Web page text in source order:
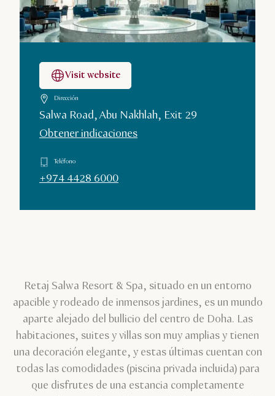
Visit website
Dirección
Salwa Road, Abu Nakhlah, Exit 29
Obtener indicaciones
Teléfono
+974 4428 6000
Retaj Salwa Resort & Spa, situado en un entorno
apacible y rodeado de inmensos jardines, es un mundo
aparte alejado del bullicio del centro de Doha. Las
habitaciones, suites y villas son muy amplias y tienen
una decoración elegante, y estas últimas cuentan con
todas las comodidades (piscina privada incluida) para
que disfrutes de una estancia completamente